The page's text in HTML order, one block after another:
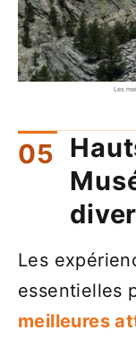
Les
Les
essentielles
meilleures